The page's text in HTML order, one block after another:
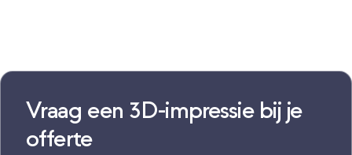
Vraag een 3D-impressie bij je
offerte